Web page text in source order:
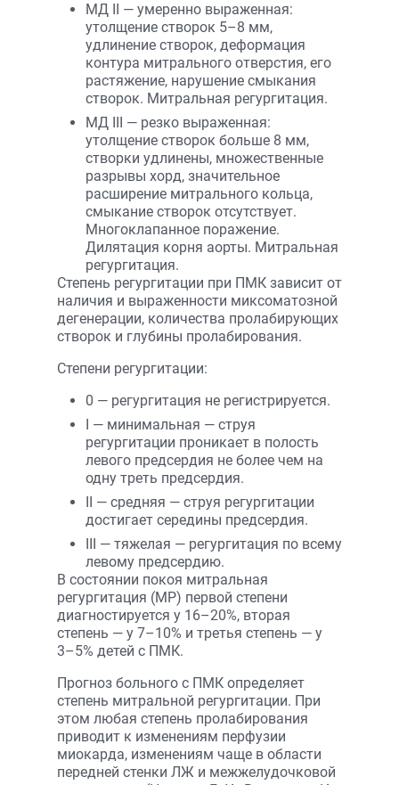
МД II — умеренно выраженная:
утолщение створок 5–8 мм,
удлинение створок, деформация
контура митрального отверстия, его
растяжение, нарушение смыкания
створок. Митральная регургитация.
МД III — резко выраженная:
утолщение створок больше 8 мм,
створки удлинены, множественные
разрывы хорд, значительное
расширение митрального кольца,
смыкание створок отсутствует.
Многоклапанное поражение.
Дилятация корня аорты. Митральная
регургитация.
Степень регургитации при ПМК зависит от
наличия и выраженности миксоматозной
дегенерации, количества пролабирующих
створок и глубины пролабирования.
Степени регургитации:
0 — регургитация не регистрируется.
I — минимальная — струя
регургитации проникает в полость
левого предсердия не более чем на
одну треть предсердия.
II — средняя — струя регургитации
достигает середины предсердия.
III — тяжелая — регургитация по всему
левому предсердию.
В состоянии покоя митральная
регургитация (МР) первой степени
диагностируется у 16–20%, вторая
степень — у 7–10% и третья степень — у
3–5% детей с ПМК.
Прогноз больного с ПМК определяет
степень митральной регургитации. При
этом любая степень пролабирования
приводит к изменениям перфузии
миокарда, изменениям чаще в области
передней стенки ЛЖ и межжелудочковой